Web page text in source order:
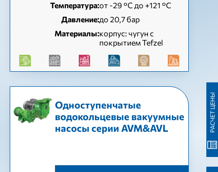
Температура:от -29 °С до +121 °С
Давление:до 20,7 бар
Материалы:корпус: чугун с
покрытием Tefzel
Одноступенчатые
водокольцевые вакуумные
насосы серии AVM&AVL
РАСЧЕТ ЦЕНЫ